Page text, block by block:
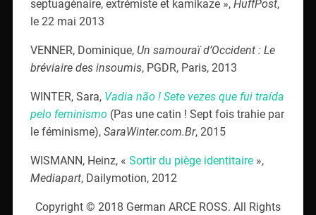
septuagénaire, extrémiste et kamikaze », HuffPost,
le 22 mai 2013
VENNER, Dominique, Un samouraï d’Occident : Le
bréviaire des insoumis, PGDR, Paris, 2013
WINTER, Sara, Vadia não ! Sete vezes que fui traída
pelo feminismo(Pas une catin ! Sept fois trahie par
le féminisme), SaraWinter.com.Br, 2015
WISMANN, Heinz, « Sortir du piège identitaire»,
Mediapart, Dailymotion, 2012
Copyright © 2018 German ARCE ROSS. All Rights